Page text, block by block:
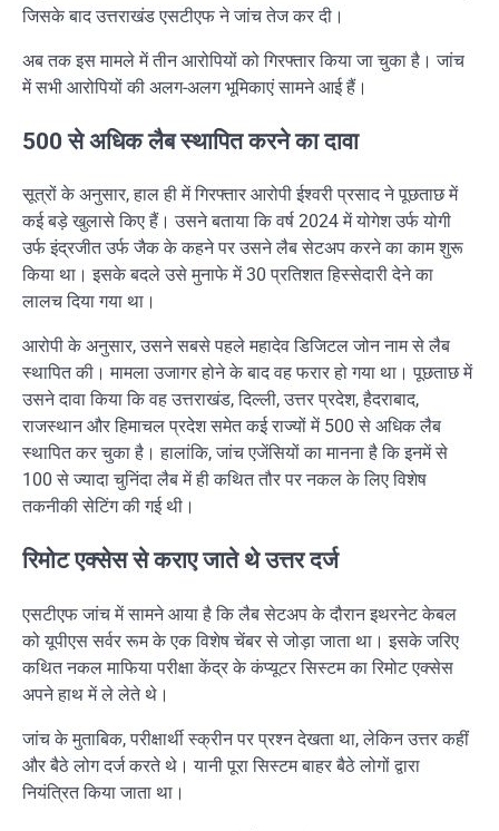
जिसके बाद उत्तराखंड एसटीएफ ने जांच तेज कर दी।
अब तक इस मामले में तीन आरोपियों को गिरफ्तार किया जा चुका है। जांच
में सभी आरोपियों की अलग-अलग भूमिकाएं सामने आई हैं।
500 से अधिक लैब स्थापित करने का दावा
सूत्रों के अनुसार, हाल ही में गिरफ्तार आरोपीईश्वरी प्रसादने पूछताछ में
कई बड़े खुलासे किए हैं। उसने बताया कि वर्ष 2024 में योगेश उर्फ योगी
उर्फ इंद्रजीत उर्फ जैक के कहने पर उसने लैब सेटअप करने का काम शुरू
किया था। इसके बदले उसे मुनाफे में 30 प्रतिशत हिस्सेदारी देने का
लालच दिया गया था।
आरोपी के अनुसार, उसने सबसे पहले महादेव डिजिटल जोन नाम से लैब
स्थापित की। मामला उजागर होने के बाद वह फरार हो गया था। पूछताछ में
उसने दावा किया कि वह उत्तराखंड, दिल्ली, उत्तर प्रदेश, हैदराबाद,
राजस्थान और हिमाचल प्रदेश समेत कई राज्यों में 500 से अधिक लैब
स्थापित कर चुका है। हालांकि, जांच एजेंसियों का मानना है कि इनमें से
100 से ज्यादा चुनिंदा लैब में ही कथित तौर पर नकल के लिए विशेष
तकनीकी सेटिंग की गई थी।
रिमोट एक्सेस से कराए जाते थे उत्तर दर्ज
एसटीएफ जांच में सामने आया है कि लैब सेटअप के दौरान इथरनेट केबल
को यूपीएस सर्वर रूम के एक विशेष चेंबर से जोड़ा जाता था। इसके जरिए
कथित नकल माफिया परीक्षा केंद्र के कंप्यूटर सिस्टम का रिमोट एक्सेस
अपने हाथ में ले लेते थे।
जांच के मुताबिक, परीक्षार्थी स्क्रीन पर प्रश्न देखता था, लेकिन उत्तर कहीं
और बैठे लोग दर्ज करते थे। यानी पूरा सिस्टम बाहर बैठे लोगों द्वारा
नियंत्रित किया जाता था।